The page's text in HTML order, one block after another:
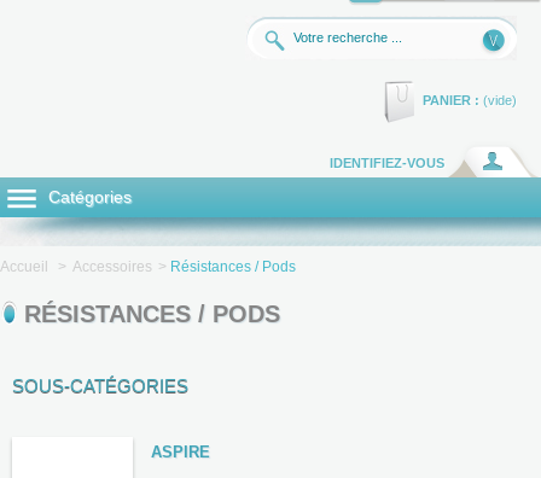
PANIER : (vide)
IDENTIFIEZ-VOUS
Catégories
Accueil > Accessoires > Résistances / Pods
RÉSISTANCES / PODS
SOUS-CATÉGORIES
ASPIRE